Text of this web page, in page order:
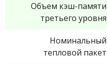
Объем кэш-памяти
третьего уровня
Номинальный
тепловой пакет